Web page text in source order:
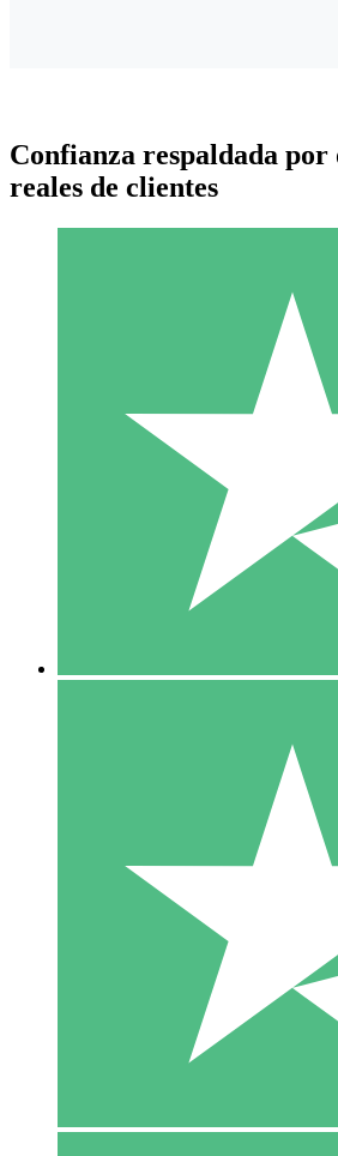
Paquetes de Créditos
Paga según el uso con créditos de
10 00
10 Descargas
20 00
Confianza respaldada por
reales de clientes